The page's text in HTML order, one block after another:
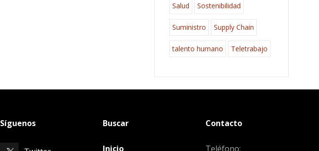
Salud Sostenibilidad
Suministro Supply Chain
talento humano Teletrabajo
Síguenos Buscar
Inicio
Contacto
Teléfono: